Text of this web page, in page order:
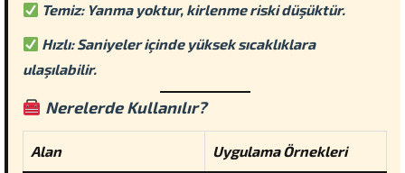
Temiz:Yanma yoktur, kirlenme riski düşüktür.
Hızlı:Saniyeler içinde yüksek sıcaklıklara
ulaşılabilir.
Nerelerde Kullanılır?
Alan Uygulama Örnekleri